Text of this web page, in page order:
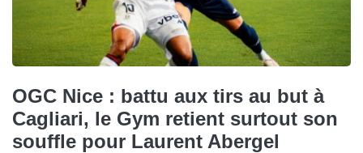
OGC Nice : battu aux tirs au but à
Cagliari, le Gym retient surtout son
souffle pour Laurent Abergel